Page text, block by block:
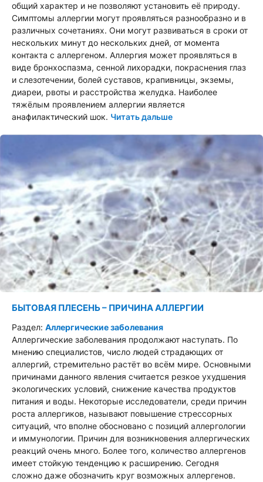
общий характер и не позволяют установить её природу.
Симптомы аллергии могут проявляться разнообразно и в
различных сочетаниях. Они могут развиваться в сроки от
нескольких минут до нескольких дней, от момента
контакта с аллергеном. Аллергия может проявляться в
виде бронхоспазма, сенной лихорадки, покраснения глаз
и слезотечении, болей суставов, крапивницы, экземы,
диареи, рвоты и расстройства желудка. Наиболее
тяжёлым проявлением аллергии является
анафилактический шок. Читать дальше
БЫТОВАЯ ПЛЕСЕНЬ – ПРИЧИНА АЛЛЕРГИИ
Раздел: Аллергические заболевания
Аллергические заболевания продолжают наступать. По
мнению специалистов, число людей страдающих от
аллергий, стремительно растёт во всём мире. Основными
причинами данного явления считается резкое ухудшения
экологических условий, снижение качества продуктов
питания и воды. Некоторые исследователи, среди причин
роста аллергиков, называют повышение стрессорных
ситуаций, что вполне обосновано с позиций аллергологии
и иммунологии. Причин для возникновения аллергических
реакций очень много. Более того, количество аллергенов
имеет стойкую тенденцию к расширению. Сегодня
сложно даже обозначить круг возможных аллергенов.